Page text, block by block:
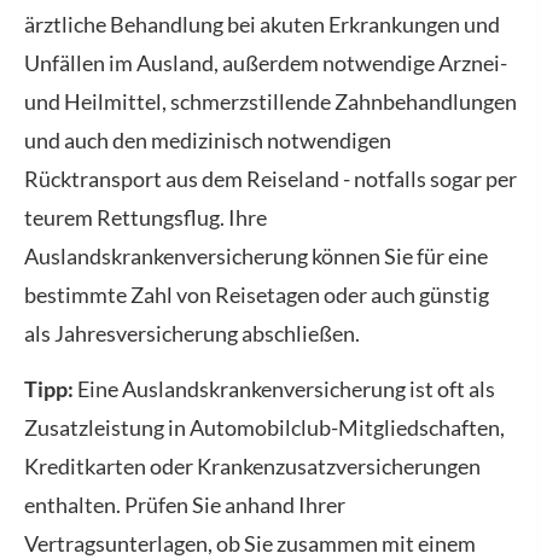
ärztliche Behandlung bei akuten Erkrankungen und
Unfällen im Ausland, außerdem notwendige Arznei-
und Heilmittel, schmerzstillende Zahnbehandlungen
und auch den medizinisch notwendigen
Rücktransport aus dem Reiseland - notfalls sogar per
teurem Rettungsflug. Ihre
Auslandskrankenversicherung können Sie für eine
bestimmte Zahl von Reisetagen oder auch günstig
als Jahresversicherung abschließen.
Tipp: Eine Auslandskrankenversicherung ist oft als
Zusatzleistung in Automobilclub-Mitgliedschaften,
Kredit­karten oder Kranken­zusatz­ver­si­che­rungen
enthalten. Prüfen Sie anhand Ihrer
Vertragsunterlagen, ob Sie zusammen mit einem